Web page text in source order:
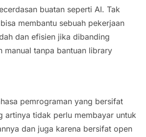
buatan seperti AI. Tak
membantu sebuah pekerjaan
dan efisien jika dibanding
manual tanpa bantuan library
pemrograman yang bersifat
artinya tidak perlu membayar untuk
dan juga karena bersifat open